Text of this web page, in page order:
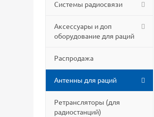
Системы радиосвязи
Аксессуары и доп
оборудование для раций
Распродажа
Антенны для раций
Ретрансляторы (для
радиостанций)